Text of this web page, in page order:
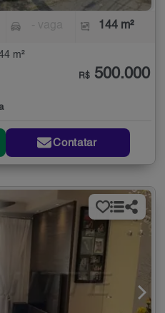
144 m²
m²
R$ 500.000
Contatar